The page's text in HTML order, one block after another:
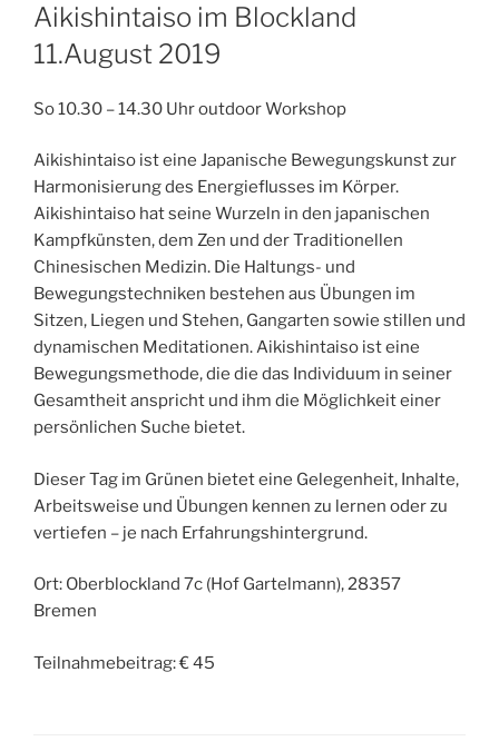
AM
Aikishintaiso im Blockland
11.August 2019
So 10.30 – 14.30 Uhr outdoor Workshop
Aikishintaiso ist eine Japanische Bewegungskunst zur
Harmonisierung des Energieflusses im Körper.
Aikishintaiso hat seine Wurzeln in den japanischen
Kampfkünsten, dem Zen und der Traditionellen
Chinesischen Medizin. Die Haltungs- und
Bewegungstechniken bestehen aus Übungen im
Sitzen, Liegen und Stehen, Gangarten sowie stillen und
dynamischen Meditationen. Aikishintaiso ist eine
Bewegungsmethode, die die das Individuum in seiner
Gesamtheit anspricht und ihm die Möglichkeit einer
persönlichen Suche bietet.
Dieser Tag im Grünen bietet eine Gelegenheit, Inhalte,
Arbeitsweise und Übungen kennen zu lernen oder zu
vertiefen – je nach Erfahrungshintergrund.
Ort: Oberblockland 7c (Hof Gartelmann), 28357
Bremen
Teilnahmebeitrag: € 45